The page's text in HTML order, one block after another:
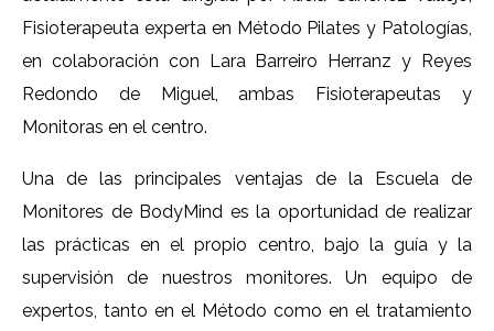
Fisioterapeuta experta en Método Pilates y Patologías,
en colaboración con Lara Barreiro Herranz y Reyes
Redondo de Miguel, ambas Fisioterapeutas y
Monitoras en el centro.
Una de las principales ventajas de la Escuela de
Monitores de BodyMind es la oportunidad de realizar
las prácticas en el propio centro, bajo la guía y la
supervisión de nuestros monitores. Un equipo de
expertos, tanto en el Método como en el tratamiento